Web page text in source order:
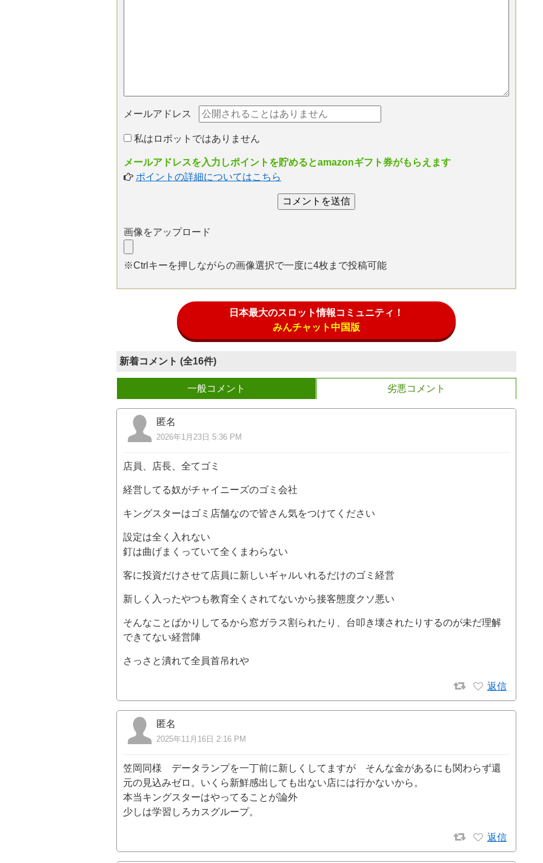
メールアドレス
私はロボットではありません
メールアドレスを入力しポイントを貯めるとamazonギフト券がもらえます
ポイントの詳細についてはこちら
画像をアップロード
※Ctrlキーを押しながらの画像選択で一度に4枚まで投稿可能
日本最大のスロット情報コミュニティ！
みんチャット中国版
新着コメント (全16件)
一般コメント 劣悪コメント
匿名
2026年1月23日 5:36 PM
店員、店長、全てゴミ
経営してる奴がチャイニーズのゴミ会社
キングスターはゴミ店舗なので皆さん気をつけてください
設定は全く入れない
釘は曲げまくっていて全くまわらない
客に投資だけさせて店員に新しいギャルいれるだけのゴミ経営
新しく入ったやつも教育全くされてないから接客態度クソ悪い
そんなことばかりしてるから窓ガラス割られたり、台叩き壊されたりするのが未だ理解
できてない経営陣
さっさと潰れて全員首吊れや
返信
匿名
2025年11月16日 2:16 PM
笠岡同様 データランプを一丁前に新しくしてますが そんな金があるにも関わらず還
元の見込みゼロ。いくら新鮮感出しても出ない店には行かないから。
本当キングスターはやってることが論外
少しは学習しろカスグループ。
返信